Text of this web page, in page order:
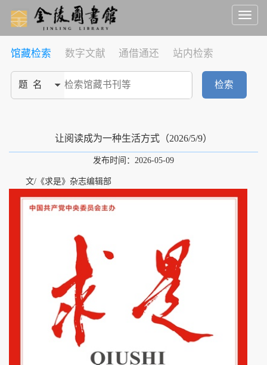
Toggle
馆藏检索 数字文献 通借通还 站内检索
检索
让阅读成为一种生活方式（2026/5/9）
发布时间：2026-05-09
文/《求是》杂志编辑部